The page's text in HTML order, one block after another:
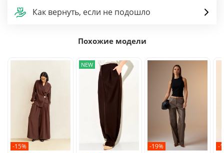
Как вернуть, если не подошло
Похожие модели
-15%
NEW
-19% -